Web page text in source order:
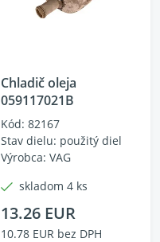
Chladič oleja
059117021B
Kód: 82167
Stav dielu: použitý diel
Výrobca: VAG
skladom 4 ks
13.26 EUR
10.78 EUR bez DPH